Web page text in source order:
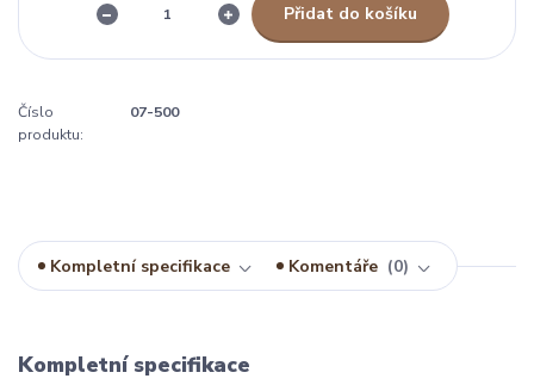
Přidat do košíku
Číslo
produktu:
07-500
Kompletní specifikace Komentáře 0
Kompletní specifikace